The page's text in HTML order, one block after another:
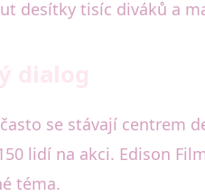
desítky tisíc diváků a
se stávají centrem
lidí na akci. Edison
téma.